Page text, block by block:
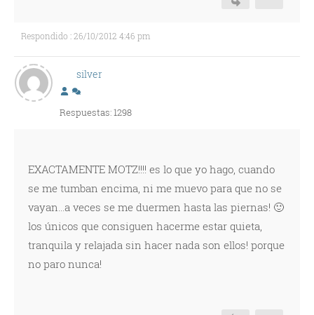
Respondido : 26/10/2012 4:46 pm
silver
Respuestas: 1298
EXACTAMENTE MOTZ!!!! es lo que yo hago, cuando
se me tumban encima, ni me muevo para que no se
vayan...a veces se me duermen hasta las piernas! 🙂
los únicos que consiguen hacerme estar quieta,
tranquila y relajada sin hacer nada son ellos! porque
no paro nunca!